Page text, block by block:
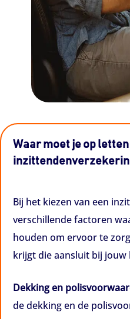
Waar moet je op
Bij het kiezen van een
verschillende factoren
houden om ervoor te
krijgt die aansluit bij jouw
Dekking en
de dekking en de